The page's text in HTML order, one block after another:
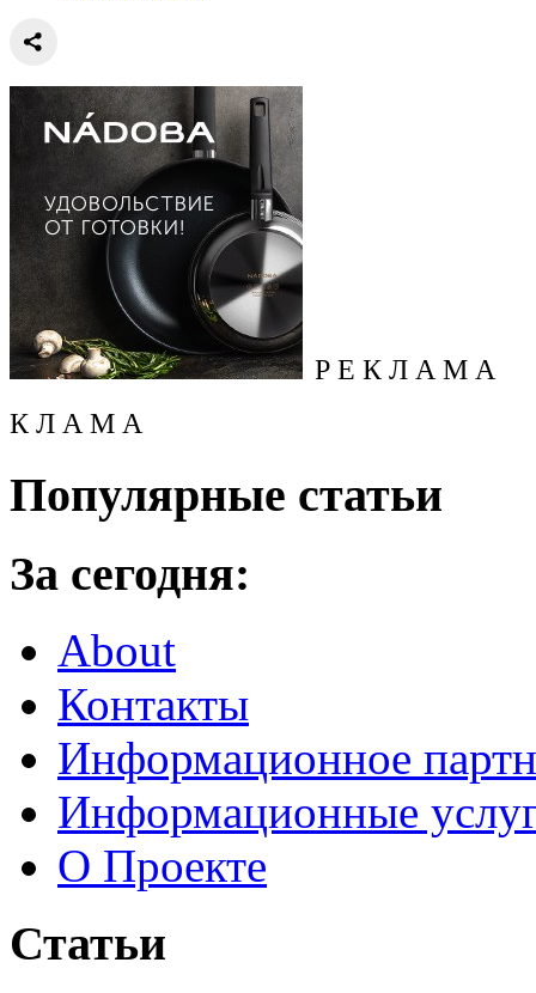
Р Е К Л А М А
К Л А М А
Популярные статьи
За сегодня:
About
Контакты
Информационное
Информационные
О Проекте
Статьи